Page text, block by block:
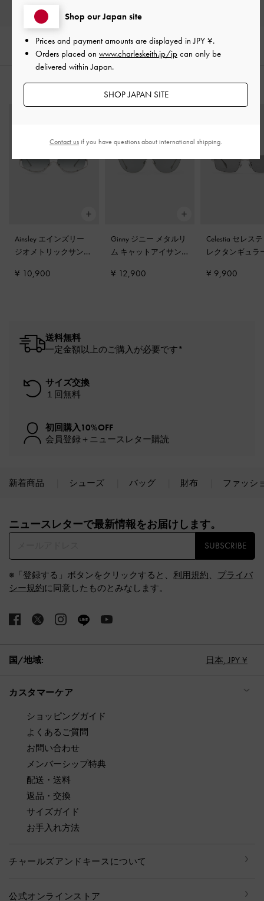
おすすめのアイテム
Ainsley エインズリー
ジオメトリックサング
¥ 10,900
Ginny ジニー メタルリ
ム キャットアイサン
¥ 12,900
Celestia セレス
レクタンギュラ
ー
¥ 9,900
送料無料
一定金額以上のご購入が必要です*
サイズ交換
１回無料
初回購入10%OFF
会員登録＋ニュースレター購読
新着商品 シューズ バッグ 財布 ファッシ
ニュースレターで最新情報をお届けします。​
SUBSCRIBE
※「登録する」ボタンをクリックすると、 利用規約、 プライバ
シー規約に同意したものとみなします。
国/地域: 日本, JPY ¥
カスタマーケア
ショッピングガイド
よくあるご質問
お問い合わせ
メンバーシップ特典
配送・送料
返品・交換
サイズガイド
お手入れ方法
チャールズアンドキースについて
公式オンラインストア
Shop our Japan site
Prices and payment amounts are displayed inJPY ¥.
Orders placed on www.charleskeith.jp/jp can only be
delivered within Japan.
SHOP JAPAN SITE
Contact usif you have questions about international shipping.